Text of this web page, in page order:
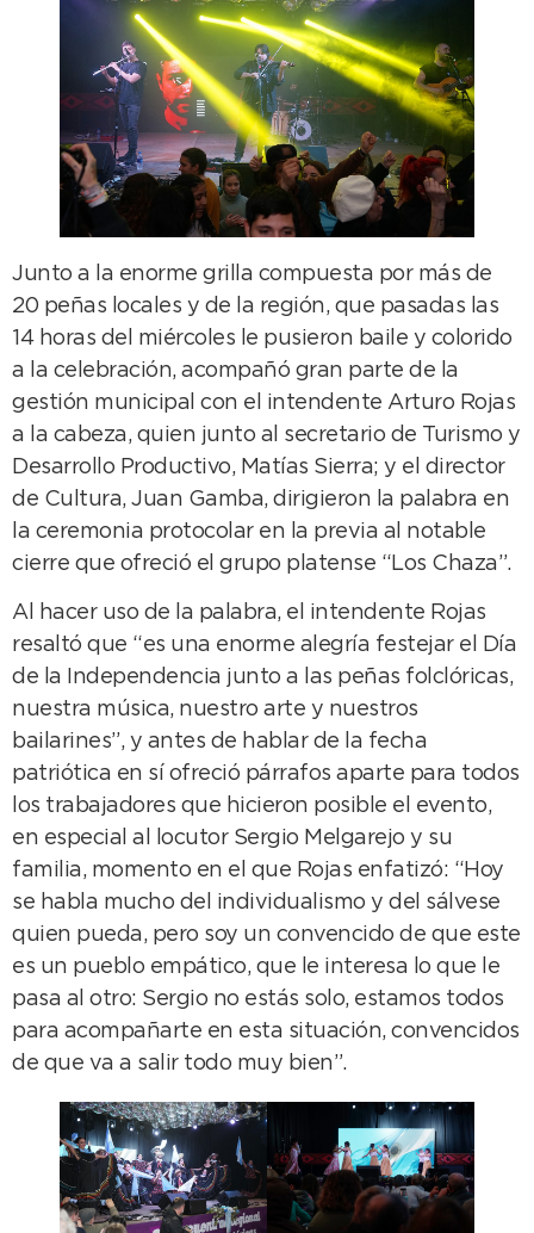
Junto a la enorme grilla compuesta por más de
20 peñas locales y de la región, que pasadas las
14 horas del miércoles le pusieron baile y colorido
a la celebración, acompañó gran parte de la
gestión municipal con el intendente Arturo Rojas
a la cabeza, quien junto al secretario de Turismo y
Desarrollo Productivo, Matías Sierra; y el director
de Cultura, Juan Gamba, dirigieron la palabra en
la ceremonia protocolar en la previa al notable
cierre que ofreció el grupo platense “Los Chaza”.
Al hacer uso de la palabra, el intendente Rojas
resaltó que “es una enorme alegría festejar el Día
de la Independencia junto a las peñas folclóricas,
nuestra música, nuestro arte y nuestros
bailarines”, y antes de hablar de la fecha
patriótica en sí ofreció párrafos aparte para todos
los trabajadores que hicieron posible el evento,
en especial al locutor Sergio Melgarejo y su
familia, momento en el que Rojas enfatizó: “Hoy
se habla mucho del individualismo y del sálvese
quien pueda, pero soy un convencido de que este
es un pueblo empático, que le interesa lo que le
pasa al otro: Sergio no estás solo, estamos todos
para acompañarte en esta situación, convencidos
de que va a salir todo muy bien”.